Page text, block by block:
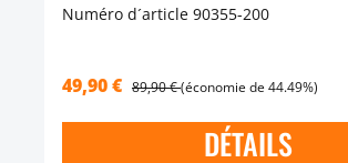
Numéro d´article 90355-200
49,90 € 89,90 €(économie de 44.49%)
DÉTAILS